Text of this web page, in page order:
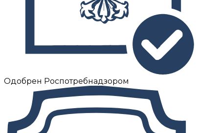
Одобрен Роспотребнадзором